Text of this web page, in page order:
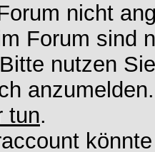
nicht
Forum sind
nutzen
tun.